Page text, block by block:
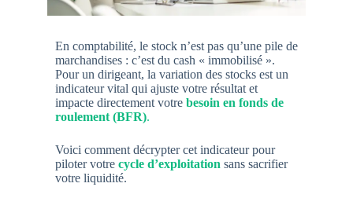
En comptabilité, le stock n’est pas qu’une pile de
marchandises : c’est du cash « immobilisé ».
Pour un dirigeant, la variation des stocks est un
indicateur vital qui ajuste votre résultat et
impacte directement votre besoin en fonds de
roulement (BFR).
Voici comment décrypter cet indicateur pour
piloter votre cycle d’exploitation sans sacrifier
votre liquidité.